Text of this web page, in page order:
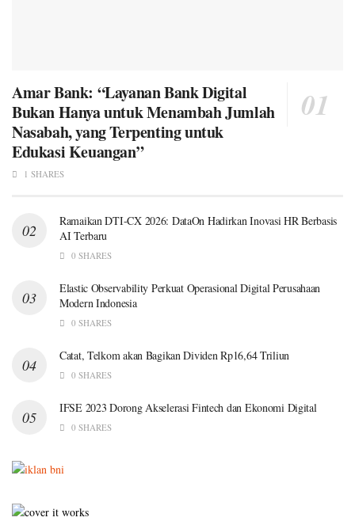
Amar Bank: “Layanan Bank Digital
Bukan Hanya untuk Menambah Jumlah
Nasabah, yang Terpenting untuk
Edukasi Keuangan”
1 SHARES
Ramaikan DTI-CX 2026: DataOn Hadirkan Inovasi HR Berbasis
AI Terbaru
0 SHARES
Elastic Observability Perkuat Operasional Digital Perusahaan
Modern Indonesia
0 SHARES
Catat, Telkom akan Bagikan Dividen Rp16,64 Triliun
0 SHARES
IFSE 2023 Dorong Akselerasi Fintech dan Ekonomi Digital
0 SHARES